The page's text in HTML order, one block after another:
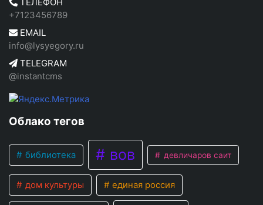
+7123456789
EMAIL
info@lysyegory.ru
TELEGRAM
@instantcms
Облако тегов
библиотека вов девличаров саит
дом культуры единая россия